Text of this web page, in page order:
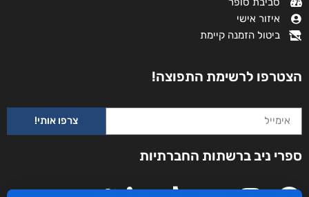
איזור אישי
ביטול הזמנה קיימת
הצטרפו לרשימת התפוצה!
צרפו אותי!
ספרי ניב ברשתות החברתיות